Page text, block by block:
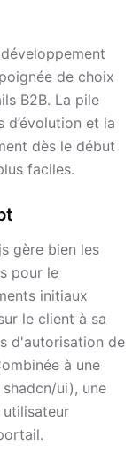
de choix
B2B. La pile
d’évolution et la
dès le début
faciles.
gère bien les
pour le
initiaux
le client à sa
d'autorisation de
à une
ui), une